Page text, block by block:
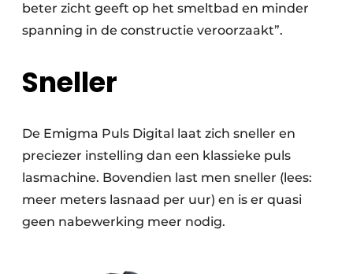
beter zicht geeft op het smeltbad en minder
spanning in de constructie veroorzaakt”.
Sneller
De Emigma Puls Digital laat zich sneller en
preciezer instelling dan een klassieke puls
lasmachine. Bovendien last men sneller (lees:
meer meters lasnaad per uur) en is er quasi
geen nabewerking meer nodig.